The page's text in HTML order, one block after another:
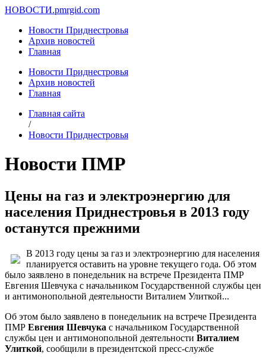
НОВОСТИ.pmrgid.com
Новости Приднестровья
Архив новостей
Главная
Новости Приднестровья
Архив новостей
Главная
Главная сайта
/
Новости Приднестровья
Новости ПМР
Цены на газ и электроэнергию для
населения Приднестровья в 2013 году
останутся прежними
В 2013 году цены за газ и электроэнергию для населения
планируется оставить на уровне текущего года. Об этом
было заявлено в понедельник на встрече Президента ПМР
Евгения Шевчука с начальником Государственной службы цен
и антимонопольной деятельности Виталием Улиткой...
Об этом было заявлено в понедельник на встрече Президента
ПМР Евгения Шевчука с начальником Государственной
службы цен и антимонопольной деятельности Виталием
Улиткой, сообщили в президентской пресс-службе